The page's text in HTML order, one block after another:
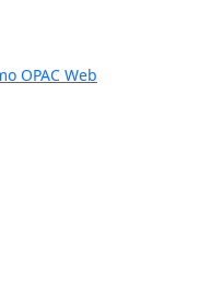
OPAC Web